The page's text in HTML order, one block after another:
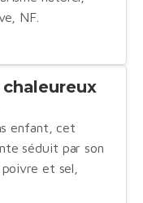
NF.
enfant, cet
séduit par son
et sel,